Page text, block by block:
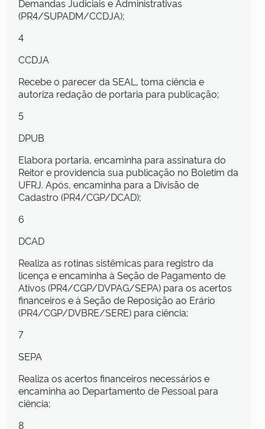
Demandas Judiciais e Administrativas
(PR4/SUPADM/CCDJA);
4
CCDJA
Recebe o parecer da SEAL, toma ciência e
autoriza redação de portaria para publicação;
5
DPUB
Elabora portaria, encaminha para assinatura do
Reitor e providencia sua publicação no Boletim da
UFRJ. Após, encaminha para a Divisão de
Cadastro (PR4/CGP/DCAD);
6
DCAD
Realiza as rotinas sistêmicas para registro da
licença e encaminha à Seção de Pagamento de
Ativos (PR4/CGP/DVPAG/SEPA) para os acertos
financeiros e à Seção de Reposição ao Erário
(PR4/CGP/DVBRE/SERE) para ciência;
7
SEPA
Realiza os acertos financeiros necessários e
encaminha ao Departamento de Pessoal para
ciência;
8